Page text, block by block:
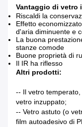
Vantaggio di vetro
Riscaldi la
Effetto
d'aria diminuente e
La buona
stanze comode
Buone proprietà di
Il IR ha riflesso
Altri prodotti:
-- Il vetro
vetro inzuppato;
-- Vetro astuto (o
film autoadesivo di